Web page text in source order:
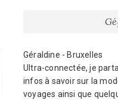
Géraldine - Bruxelles
Ultra-connectée, je
infos à savoir sur la
voyages ainsi que